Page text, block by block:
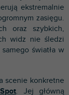
ekstremalnie
zasięgu.
oraz szybkich,
widz nie śledzi
światła w
scenie konkretne
. Jej główną